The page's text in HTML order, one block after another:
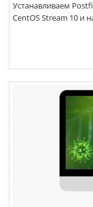
Устанавливаем
CentOS Stream 10 и